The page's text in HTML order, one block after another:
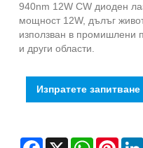
940nm 12W CW диоден
мощност 12W, дълъг
използван в промишлени
и други области.
Изпратете запитване
Facebook
X WhatsApp